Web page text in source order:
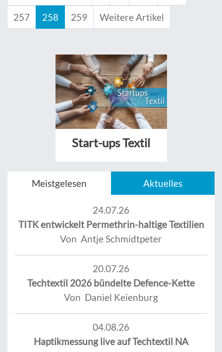
257 258 259 Weitere Artikel
Start-ups Textil
Meistgelesen Aktuelles
24.07.26
TITK entwickelt Permethrin-haltige Textilien
Von Antje Schmidtpeter
20.07.26
Techtextil 2026 bündelte Defence-Kette
Von Daniel Keienburg
04.08.26
Haptikmessung live auf Techtextil NA